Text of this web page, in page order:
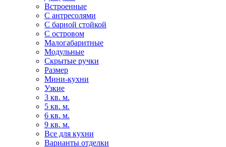
Встроенные
С антресолями
С барной стойкой
С островом
Малогабаритные
Модульные
Скрытые ручки
Размер
Мини-кухни
Узкие
3 кв. м.
5 кв. м.
6 кв. м.
9 кв. м.
Все для кухни
Варианты отделки